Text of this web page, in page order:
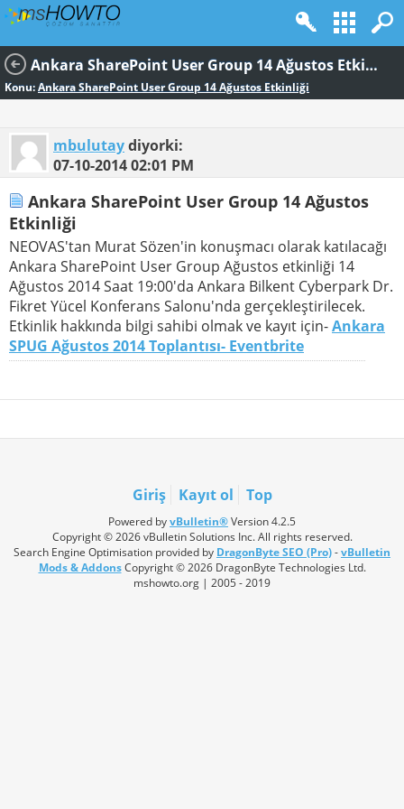
Ankara SharePoint User Group 14 Ağustos Etkinliği
Konu:Ankara SharePoint User Group 14 Ağustos Etkinliği
mbulutaydiyorki:
07-10-201402:01 PM
Ankara SharePoint User Group 14 Ağustos
Etkinliği
NEOVAS'tan Murat Sözen'in konuşmacı olarak katılacağı
Ankara SharePoint User Group Ağustos etkinliği 14
Ağustos 2014 Saat 19:00'da Ankara Bilkent Cyberpark Dr.
Fikret Yücel Konferans Salonu'nda gerçekleştirilecek.
Etkinlik hakkında bilgi sahibi olmak ve kayıt için-Ankara
SPUG Ağustos 2014 Toplantısı- Eventbrite
Giriş Kayıt ol Top
Powered byvBulletin®Version 4.2.5
Copyright © 2026 vBulletin Solutions Inc. All rights reserved.
Search Engine Optimisation provided by DragonByte SEO (Pro)-vBulletin
Mods & AddonsCopyright © 2026 DragonByte Technologies Ltd.
mshowto.org | 2005 - 2019